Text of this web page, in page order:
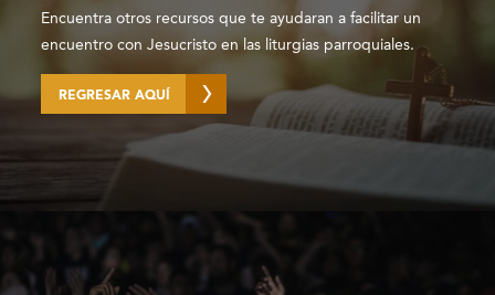
Encuentra otros recursos que te ayudaran a facilitar un
encuentro con Jesucristo en las liturgias parroquiales.
REGRESAR AQUÍ